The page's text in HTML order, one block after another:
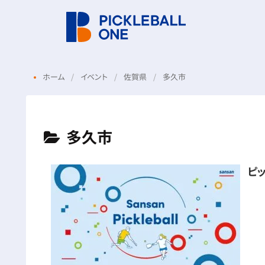
ホーム イベント 佐賀県 多久市
多久市
ピ